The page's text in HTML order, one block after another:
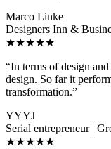
Marco Linke
Designers Inn &
★★★★★
“In terms of design
design. So far it
transformation.”
YYYJ
Serial entrepreneur |
★★★★★